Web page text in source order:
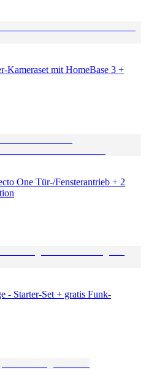
Kameraset mit HomeBase 3 +
One Tür-/Fensterantrieb + 2
- Starter-Set + gratis Funk-